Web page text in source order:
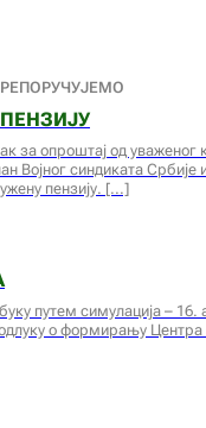
за опроштај од
Војног синдиката
пензију.
путем симулација –
о формирању